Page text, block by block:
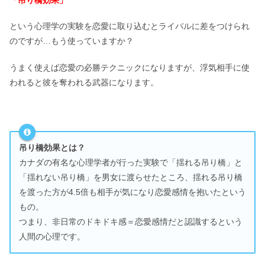
という心理学の実験を恋愛に取り込むとライバルに差をつけられ
のですが…もう使っていますか？
うまく使えば恋愛の必勝テクニックになりますが、浮気相手に使
われると彼を奪われる武器になります。
吊り橋効果とは？
カナダの有名な心理学者が行った実験で「揺れる吊り橋」と
「揺れない吊り橋」を男女に渡らせたところ、揺れる吊り橋
を渡った方が4.5倍も相手が気になり恋愛感情を抱いたという
もの。
つまり、非日常のドキドキ感＝恋愛感情だと認識するという
人間の心理です。